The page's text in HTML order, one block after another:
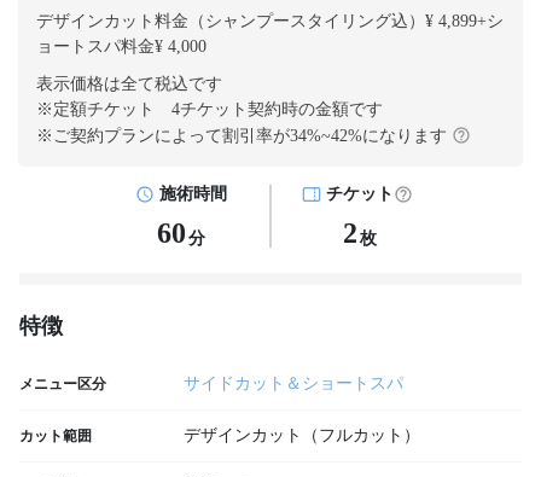
デザインカット料金（シャンプースタイリング込）¥ 4,899+シ
ョートスパ料金¥ 4,000
表示価格は全て税込です
※定額チケット 4チケット契約時の金額です
※ご契約プランによって割引率が34%~42%になります
施術時間
60 分
チケット
2 枚
特徴
メニュー区分 サイドカット＆ショートスパ
カット範囲 デザインカット（フルカット）